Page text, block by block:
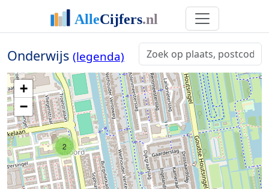
Onderwijs (legenda)
2
+
−